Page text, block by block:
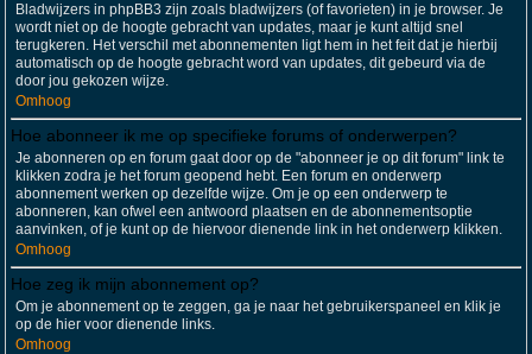
Bladwijzers in phpBB3 zijn zoals bladwijzers (of favorieten) in je browser. Je
wordt niet op de hoogte gebracht van updates, maar je kunt altijd snel
terugkeren. Het verschil met abonnementen ligt hem in het feit dat je hierbij
automatisch op de hoogte gebracht word van updates, dit gebeurd via de
door jou gekozen wijze.
Omhoog
Hoe abonneer ik me op specifieke forums of onderwerpen?
Je abonneren op en forum gaat door op de "abonneer je op dit forum" link te
klikken zodra je het forum geopend hebt. Een forum en onderwerp
abonnement werken op dezelfde wijze. Om je op een onderwerp te
abonneren, kan ofwel een antwoord plaatsen en de abonnementsoptie
aanvinken, of je kunt op de hiervoor dienende link in het onderwerp klikken.
Omhoog
Hoe zeg ik mijn abonnement op?
Om je abonnement op te zeggen, ga je naar het gebruikerspaneel en klik je
op de hier voor dienende links.
Omhoog